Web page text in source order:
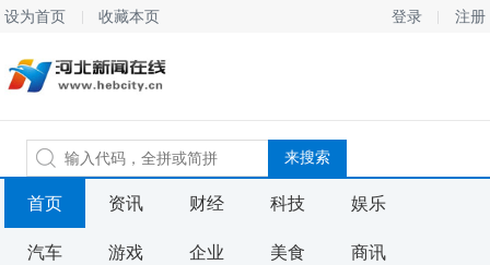
设为首页 收藏本页 登录 注册
首页 资讯 财经 科技 娱乐
汽车 游戏 企业 美食 商讯